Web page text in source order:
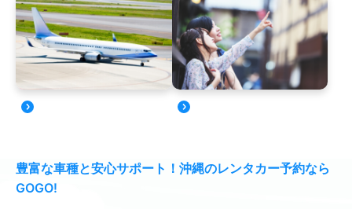
豊富な車種と安心サポート！沖縄のレンタカー予約なら
GOGO!